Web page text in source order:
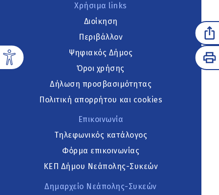
Χρήσιμα links
Διοίκηση
Περιβάλλον
Ψηφιακός Δήμος
Όροι χρήσης
Δήλωση προσβασιμότητας
Πολιτική απορρήτου και cookies
Επικοινωνία
Τηλεφωνικός κατάλογος
Φόρμα επικοινωνίας
ΚΕΠ Δήμου Νεάπολης-Συκεών
Δημαρχείο Νεάπολης-Συκεών